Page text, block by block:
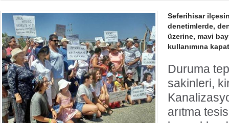
Seferihisar
denetimlerde,
üzerine, mavi
kullanımına
Duruma
sakinleri,
arıtma